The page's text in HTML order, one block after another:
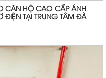
CĂN HỘ CAO CẤP ÁNH
ĐIỆN TẠI TRUNG TÂM ĐÀ